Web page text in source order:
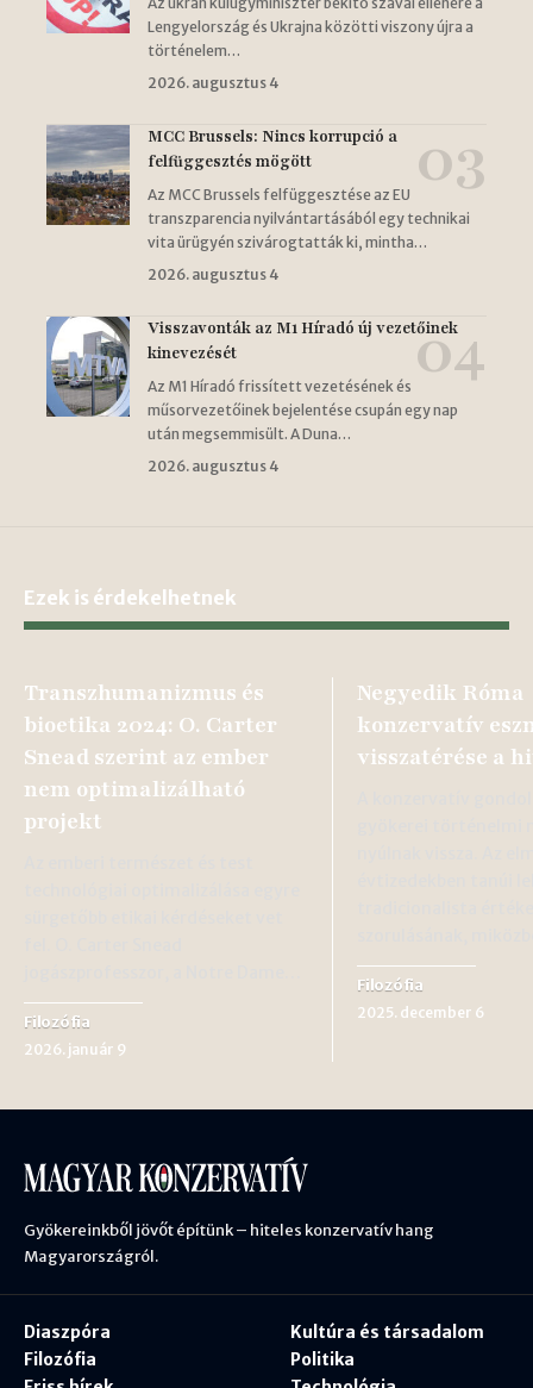
Lengyelország és Ukrajna közötti viszony újra a
történelem…
2026. augusztus 4
MCC Brussels: Nincs korrupció a
felfüggesztés mögött
Az MCC Brussels felfüggesztése az EU
transzparencia nyilvántartásából egy technikai
vita ürügyén szivárogtatták ki, mintha…
2026. augusztus 4
Visszavonták az M1 Híradó új vezetőinek
kinevezését
Az M1 Híradó frissített vezetésének és
műsorvezetőinek bejelentése csupán egy nap
után megsemmisült. A Duna…
2026. augusztus 4
Ezek is érdekelhetnek
Transzhumanizmus és
bioetika 2024: O. Carter
Snead szerint az ember
nem optimalizálható
projekt
Filozófia
2026. január 9
Negyedik Róma
konzervatív
visszatérése a
Filozófia
2025. december 6
Gyökereinkből jövőt építünk – hiteles konzervatív hang
Magyarországról.
Diaszpóra
Filozófia
Kultúra és társadalom
Politika